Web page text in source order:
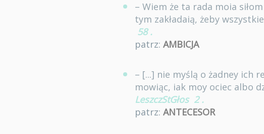
– Wiem że ta rada moia
tym zakładaią, żeby
58 .
patrz: AMBICJA
– [...] nie myślą o żadney ich
mowiąc, iak moy ociec albo
LeszczStGłos 2 .
patrz: ANTECESOR